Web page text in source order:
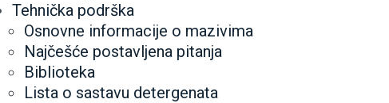
Tehnička podrška
Osnovne informacije o mazivima
Najčešće postavljena pitanja
Biblioteka
Lista o sastavu detergenata